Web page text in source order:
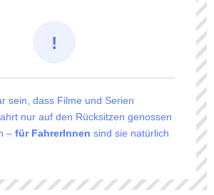
sein, dass Filme und Serien
nur auf den Rücksitzen genossen
– für FahrerInnen sind sie natürlich